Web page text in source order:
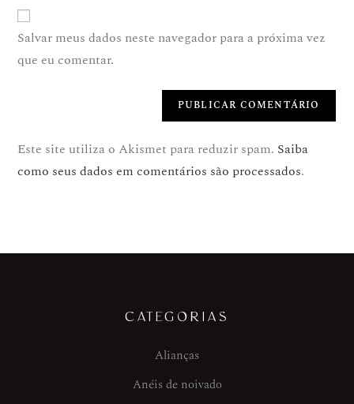
Salvar meus dados neste navegador para a próxima vez
que eu comentar.
Este site utiliza o Akismet para reduzir spam. Saiba
como seus dados em comentários são processados.
CATEGORIAS
Alianças
Anéis de noivado